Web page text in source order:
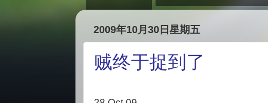
2009年10月30日星期五
贼终于捉到了